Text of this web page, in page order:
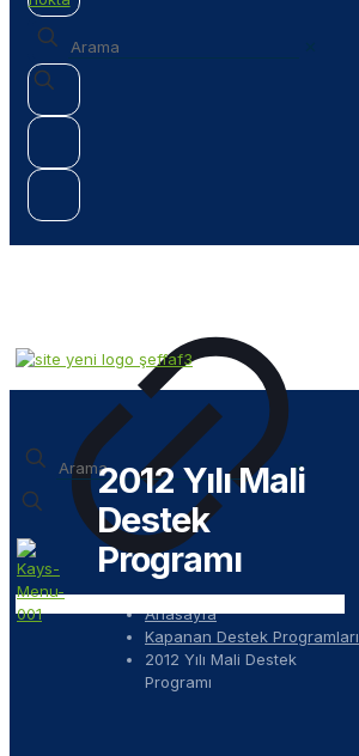
✕
2012 Yılı Mali
Destek
Programı
Anasayfa
Kapanan Destek Programları
2012 Yılı Mali Destek
Programı